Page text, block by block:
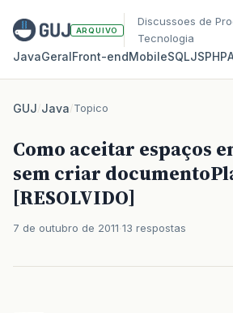
ARQUIVO
Discussoes de
Tecnologia
JavaGeralFront‑endMobileSQLJSPHP
GUJ/Java/Topico
Como aceitar espaços
sem criar
[RESOLVIDO]
7 de outubro de 2011 13 respostas